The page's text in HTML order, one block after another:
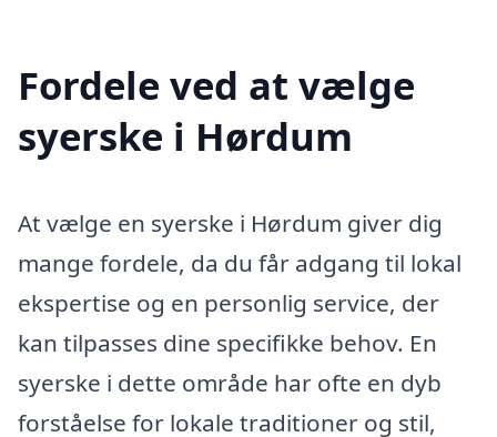
Fordele ved at vælge
syerske i Hørdum
At vælge en syerske i Hørdum giver dig
mange fordele, da du får adgang til lokal
ekspertise og en personlig service, der
kan tilpasses dine specifikke behov. En
syerske i dette område har ofte en dyb
forståelse for lokale traditioner og stil,